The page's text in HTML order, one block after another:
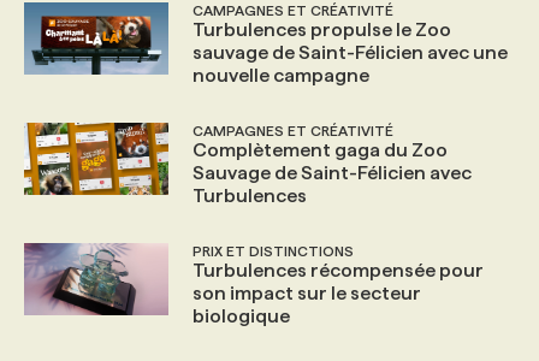
CAMPAGNES ET CRÉATIVITÉ
Turbulences propulse le Zoo
sauvage de Saint-Félicien avec une
nouvelle campagne
CAMPAGNES ET CRÉATIVITÉ
Complètement gaga du Zoo
Sauvage de Saint-Félicien avec
Turbulences
PRIX ET DISTINCTIONS
Turbulences récompensée pour
son impact sur le secteur
biologique